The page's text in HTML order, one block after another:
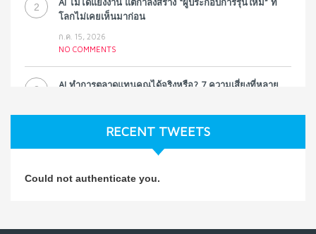
2
โลกไม่เคยเห็นมาก่อน
ก.ค. 15, 2026
NO COMMENTS
3
AI ทำการตลาดแทนคุณได้จริงหรือ? 7 ความเสี่ยงที่หลาย
NO COMMENTS
Koe ในแบบอาจารย์บอม
RECENT TWEETS
Could not authenticate you.